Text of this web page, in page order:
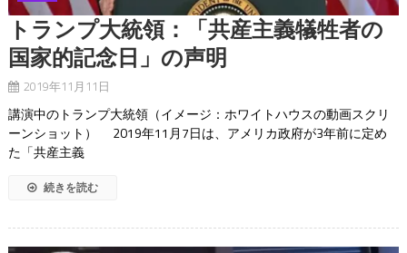
トランプ大統領：「共産主義犠牲者の
国家的記念日」の声明
2019年11月11日
講演中のトランプ大統領（イメージ：ホワイトハウスの動画スクリ
ーンショット） 2019年11月7日は、アメリカ政府が3年前に定め
た「共産主義
続きを読む